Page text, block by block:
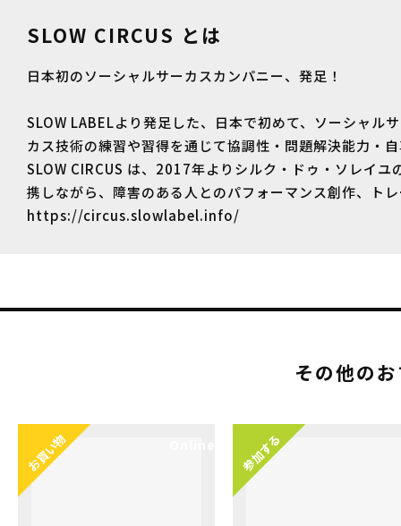
SLOW CIRCUS とは
日本初のソーシャルサーカスカンパニー、発足！
SLOW LABELより発足した、日本で初めて、ソーシャル
カス技術の練習や習得を通じて協調性・問題解決能力・
SLOW CIRCUS は、2017年よりシルク・ドゥ・ソレイ
携しながら、障害のある人とのパフォーマンス創作、ト
https://circus.slowlabel.info/
その他の
お買い物 参加する